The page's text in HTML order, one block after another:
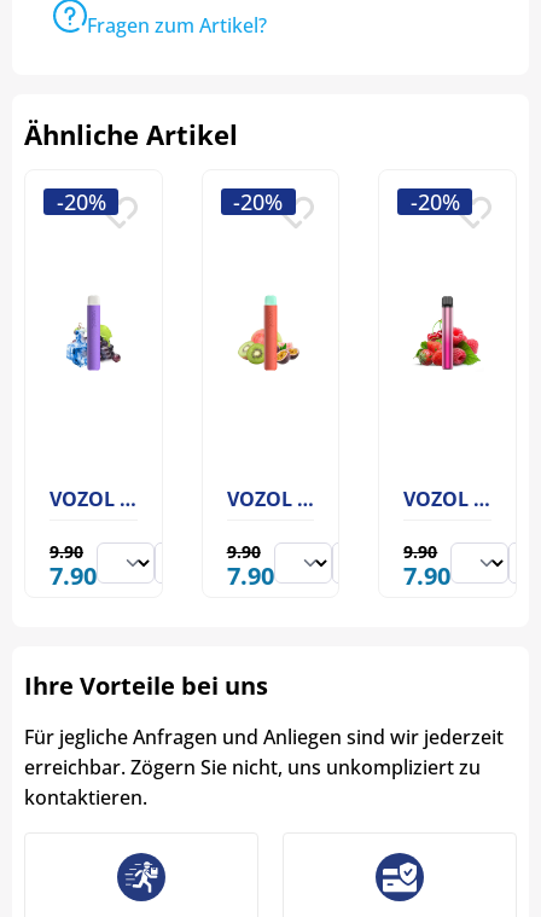
Fragen zum Artikel?
Ähnliche Artikel
VOZOL Star 600 Grape Ice
7.90
9.90
-20%
VOZOL Star 600 Lychee Guava Watermelon
7.90
9.90
-20%
VOZOL Star 600 Strawberry Raspberry Cherry
7.90
9.90
-20%
Ihre Vorteile bei uns
Für jegliche Anfragen und Anliegen sind wir jederzeit
erreichbar. Zögern Sie nicht, uns unkompliziert zu
kontaktieren.